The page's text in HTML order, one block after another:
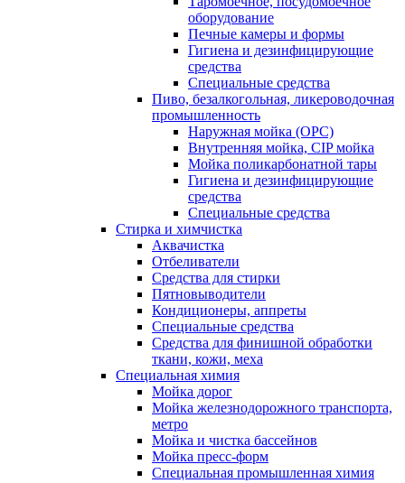
оборудование
Печные камеры и формы
Гигиена и дезинфицирующие
средства
Специальные средства
Пиво, безалкогольная, ликероводочная
промышленность
Наружная мойка (ОРС)
Внутренняя мойка, CIP мойка
Мойка поликарбонатной тары
Гигиена и дезинфицирующие
средства
Специальные средства
Стирка и химчистка
Аквачистка
Отбеливатели
Средства для стирки
Пятновыводители
Кондиционеры, аппреты
Специальные средства
Средства для финишной обработки
ткани, кожи, меха
Специальная химия
Мойка дорог
Мойка железнодорожного транспорта,
метро
Мойка и чистка бассейнов
Мойка пресс-форм
Специальная промышленная химия